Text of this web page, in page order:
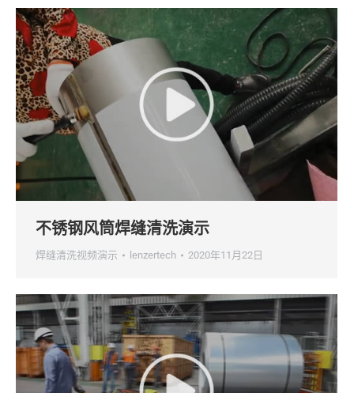
不锈钢风筒焊缝清洗演示
焊缝清洗视频演示 lenzertech 2020年11月22日